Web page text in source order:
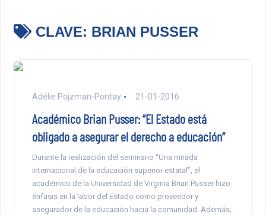
CLAVE: BRIAN PUSSER
Adélie Pojzman-Pontay 21-01-2016
Académico Brian Pusser: “El Estado está
obligado a asegurar el derecho a educación”
Durante la realización del seminario “Una mirada
internacional de la educación superior estatal”, el
académico de la Universidad de Virginia Brian Pusser hizo
énfasis en la labor del Estado como proveedor y
asegurador de la educación hacia la comunidad. Además,